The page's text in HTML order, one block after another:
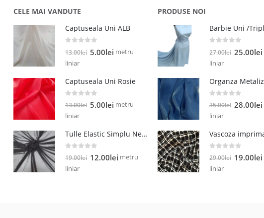
CELE MAI VANDUTE
Captuseala Uni ALB
13.00lei Prețul
fost:
13.00lei.
5.00lei Prețul
5.00lei.
metru
liniar
Captuseala Uni Rosie
13.00lei Prețul
fost:
13.00lei.
5.00lei Prețul
5.00lei.
metru
liniar
Tulle Elastic Simplu Negru
out of 5
19.00lei Prețul
12.00lei Prețul
metru
liniar
PRODUSE NOI
27.00lei Prețul
fost:
27.00lei.
25.00lei
liniar
35.00lei Prețul
fost:
35.00lei.
28.00lei
liniar
out of 5
29.00lei Prețul
19.00lei
liniar